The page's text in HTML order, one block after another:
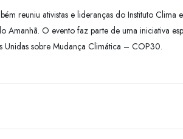
reuniu ativistas e lideranças do Instituto
Amanhã. O evento faz parte de uma iniciativa
Unidas sobre Mudança Climática – COP30.